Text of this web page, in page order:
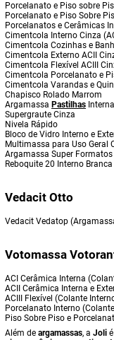
Porcelanato e Piso sobre
Porcelanato e Piso Sobre
Porcelanatos e Cerâmicas
Cimentcola Interno Cinza
Cimentcola Cozinhas e
Cimentcola Externo ACII
Cimentcola Flexível ACIII
Cimentcola Porcelanato e
Cimentcola Varandas e
Chapisco Rolado Marrom
Argamassa Pastilhas
Supergraute Cinza
Nivela Rápido
Bloco de Vidro Interno e
Multimassa para Uso Geral
Argamassa Super Formatos
Reboquite 20 Interno
Vedacit Otto
Vedacit Vedatop
Votomassa
ACI Cerâmica Interna
ACII Cerâmica Interna e
ACIII Flexível (Colante
Porcelanato Interno
Piso Sobre Piso e
Além de argamassas, a Joli